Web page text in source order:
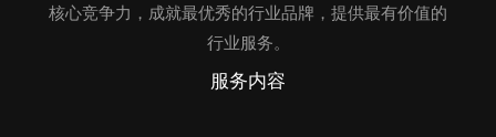
核心竞争力，成就最优秀的行业品牌，提供最有价值的
行业服务。
服务内容